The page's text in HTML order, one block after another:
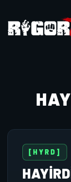
[HYRD]